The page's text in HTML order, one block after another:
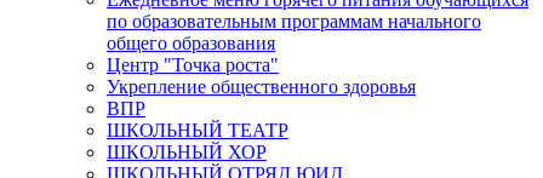
по образовательным программам начального
общего образования
Центр "Точка роста"
Укрепление общественного здоровья
ВПР
ШКОЛЬНЫЙ ТЕАТР
ШКОЛЬНЫЙ ХОР
ШКОЛЬНЫЙ ОТРЯД ЮИД